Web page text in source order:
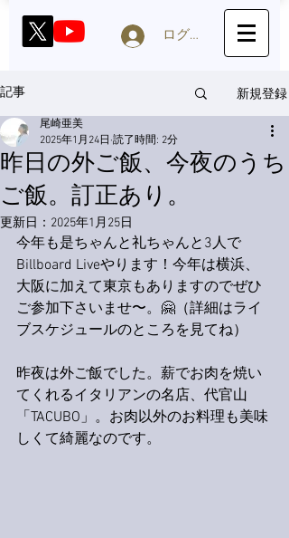
ログイン
記事 新規登録
昨日の外ご飯、今夜のうち
ご飯。訂正あり。
尾崎亜美
2025年1月24日 読了時間: 2分
更新日： 2025年1月25日
今年も是ちゃんと礼ちゃんと3人で
Billboard Liveやります！今年は横浜、
大阪に加えて東京もありますのでぜひ
ご参加下さいませ〜。🤗（詳細はライ
ブスケジュールのところを見てね）
昨夜は外ご飯でした。薪でお肉を焼い
てくれるイタリアンの名店、代官山
「TACUBO」。お肉以外のお料理も美味
しくて綺麗なのです。